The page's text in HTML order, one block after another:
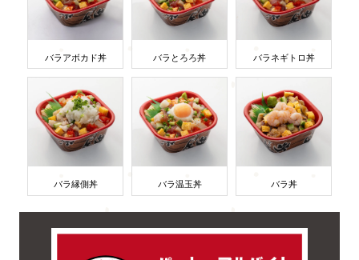
バラアボカド丼 バラとろろ丼 バラネギトロ丼
バラ縁側丼 バラ温玉丼 バラ丼